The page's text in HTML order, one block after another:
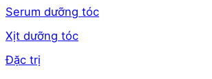
Serum dưỡng tóc
Xịt dưỡng tóc
Đặc trị